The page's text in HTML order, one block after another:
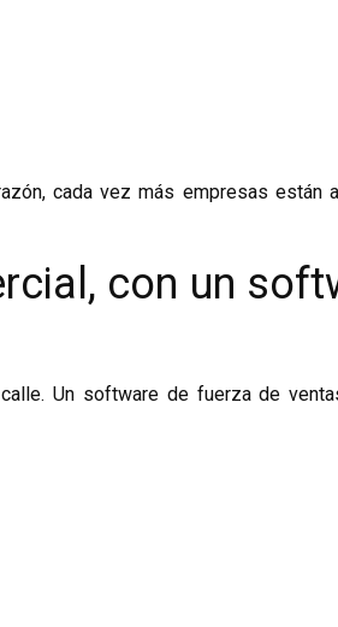
cada vez más empresas están
con un
Un software de fuerza de